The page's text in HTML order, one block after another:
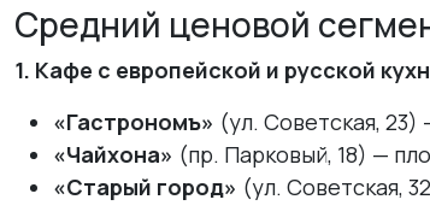
Средний ценовой
1. Кафе с европейской и русской
«Гастрономъ» (ул. Советская,
«Чайхона» (пр. Парковый, 18) —
«Старый город» (ул. Советская,